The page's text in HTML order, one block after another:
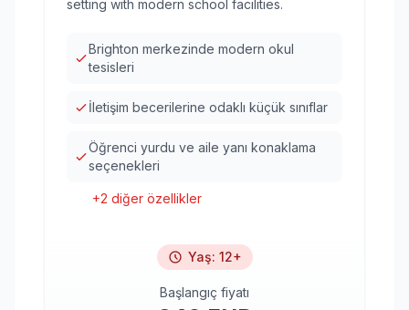
setting with modern school facilities.
Brighton merkezinde modern okul
tesisleri
İletişim becerilerine odaklı küçük sınıflar
Öğrenci yurdu ve aile yanı konaklama
seçenekleri
+2 diğer özellikler
Yaş: 12+
Başlangıç fiyatı